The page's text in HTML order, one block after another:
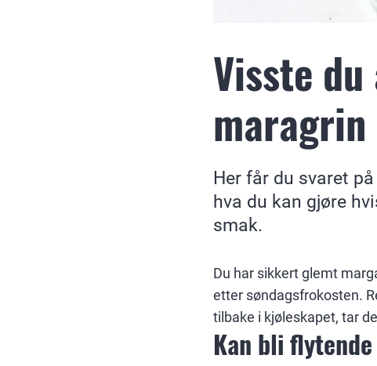
Visste
Her får du svaret
hva du kan gjøre
smak.
Du har sikkert glemt
etter søndagsfrokosten.
tilbake i kjøleskapet, tar
Kan bli flytende